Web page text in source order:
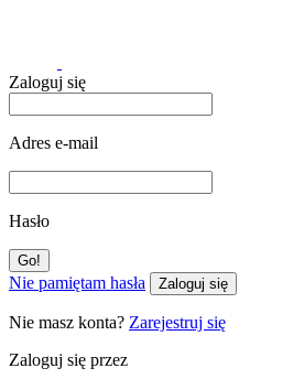
Zaloguj się
Adres e-mail
Hasło
Nie pamiętam hasła Zaloguj się
Nie masz konta? Zarejestruj się
Zaloguj się przez